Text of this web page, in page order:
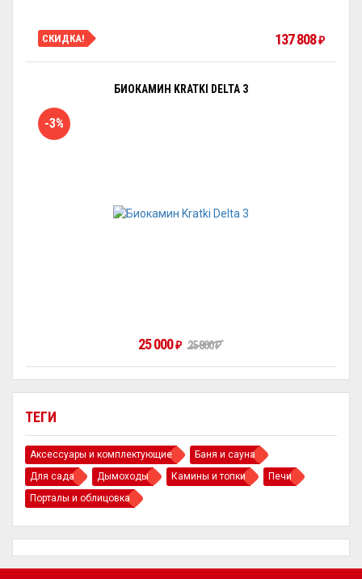
ТЕГИ
Аксессуары и комплектующие
Баня и сауна
Для сада
Дымоходы Камины и топки
Печи
Порталы и облицовка
СКИДКА! 137 808₽
БИОКАМИН KRATKI DELTA 3
-3%
25 000₽ 25 800₽